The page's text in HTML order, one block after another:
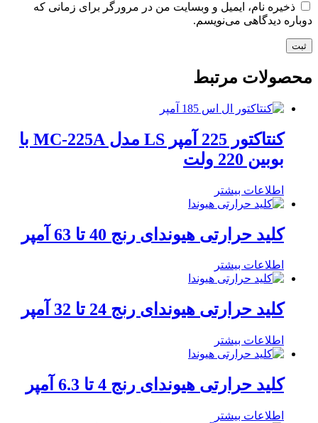
ذخیره نام، ایمیل و وبسایت من در مرورگر برای زمانی که
دوباره دیدگاهی می‌نویسم.
محصولات مرتبط
کنتاکتور 225 آمپر LS مدل MC-225A با
بوبین 220 ولت
اطلاعات بیشتر
کلید حرارتی هیوندای رنج 40 تا 63 آمپر
اطلاعات بیشتر
کلید حرارتی هیوندای رنج 24 تا 32 آمپر
اطلاعات بیشتر
کلید حرارتی هیوندای رنج 4 تا 6.3 آمپر
اطلاعات بیشتر